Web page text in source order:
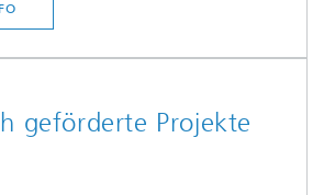
geförderte Projekte